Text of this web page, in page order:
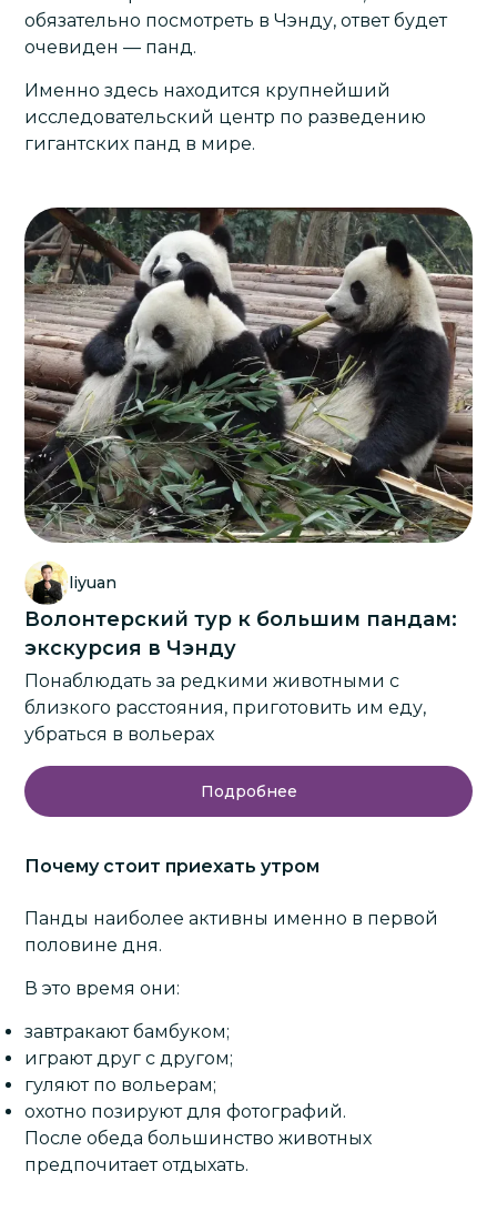
обязательно посмотреть в Чэнду, ответ будет
очевиден — панд.
Именно здесь находится крупнейший
исследовательский центр по разведению
гигантских панд в мире.
liyuan
Волонтерский тур к большим пандам:
экскурсия в Чэнду
Понаблюдать за редкими животными с
близкого расстояния, приготовить им еду,
убраться в вольерах
Подробнее
Почему стоит приехать утром
Панды наиболее активны именно в первой
половине дня.
В это время они:
завтракают бамбуком;
играют друг с другом;
гуляют по вольерам;
охотно позируют для фотографий.
После обеда большинство животных
предпочитает отдыхать.